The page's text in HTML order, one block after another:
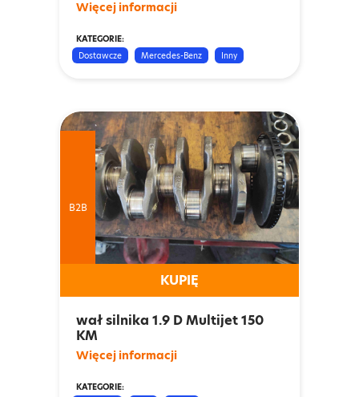
Więcej informacji
KATEGORIE:
Dostawcze
Mercedes-Benz Inny
B2B
KUPIĘ
wał silnika 1.9 D Multijet 150
KM
Więcej informacji
KATEGORIE: